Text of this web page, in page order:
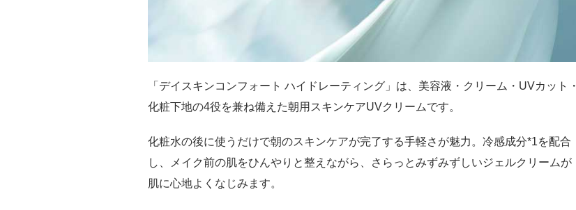
「デイスキンコンフォート ハイドレーティング」は、美容液・クリーム・UVカット・
化粧下地の4役を兼ね備えた朝用スキンケアUVクリームです。
化粧水の後に使うだけで朝のスキンケアが完了する手軽さが魅力。冷感成分*1を配合
し、メイク前の肌をひんやりと整えながら、さらっとみずみずしいジェルクリームが
肌に心地よくなじみます。